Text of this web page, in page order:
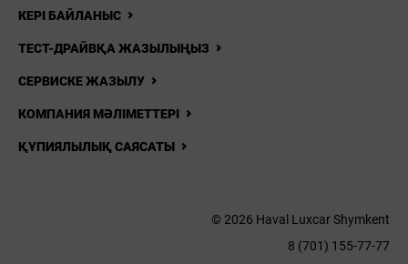
КЕРІ БАЙЛАНЫС
ТЕСТ-ДРАЙВҚА ЖАЗЫЛЫҢЫЗ
СЕРВИСКЕ ЖАЗЫЛУ
КОМПАНИЯ МӘЛІМЕТТЕРІ
ҚҰПИЯЛЫЛЫҚ САЯСАТЫ
© 2026 Haval Luxcar Shymkent
8 (701) 155-77-77